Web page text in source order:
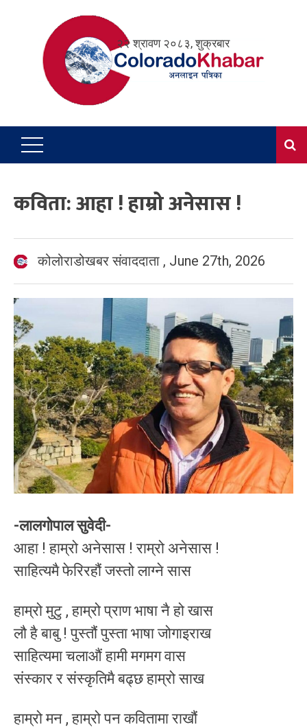
२२ श्रावण २०८३, शुक्रबार
कविता: आहा ! हाम्रो अनेसास !
कोलोराडोखबर संवाददाता , June 27th, 2026
-लालगोपाल सुवेदी-
आहा ! हाम्रो अनेसास ! राम्रो अनेसास !
साहित्यमै फेरिरहौं जस्तो लाग्ने सास
हाम्रो मुटु , हाम्रो प्राण भाषा नै हो खास
लौ है बाबु ! पुस्तौं पुस्ता भाषा जोगाइराख
साहित्यमा चलाऔं हामी मगमग वास
संस्कार र संस्कृतिमै बढ्छ हाम्रो साख
हाम्रो मन , हाम्रो पन कवितामा राखौं